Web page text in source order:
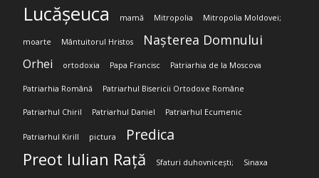
Lucășeuca mamă Mitropolia Mitropolia Moldovei;
moarte Mântuitorul Hristos Nașterea Domnului
Orhei ortodoxia Papa Francisc Patriarhia de la Moscova
Patriarhia Română Patriarhul Bisericii Ortodoxe Române
Patriarhul Chiril Patriarhul Daniel Patriarhul Ecumenic
Patriarhul Kirill pictura Predica
Preot Iulian Rață Sfaturi duhovnicești; Sinaxa